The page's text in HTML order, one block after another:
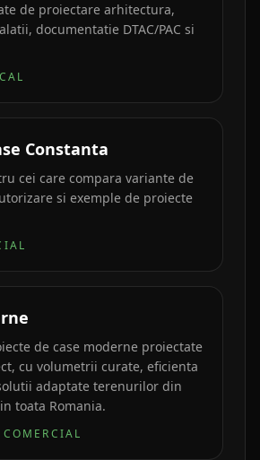
de proiectare arhitectura,
documentatie DTAC/PAC si
Constanta
cei care compara variante de
si exemple de proiecte
de case moderne proiectate
cu volumetrii curate, eficienta
adaptate terenurilor din
toata Romania.